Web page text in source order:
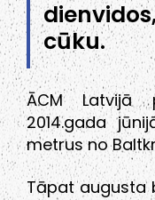
cūku.
ĀCM Latvijā
2014.gada
metrus no
Tāpat augusta